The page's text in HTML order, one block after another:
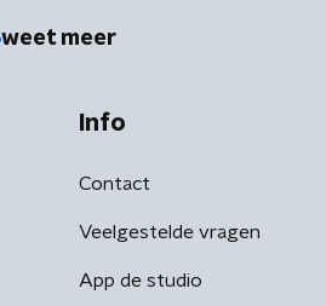
weet meer
Info
Contact
Veelgestelde vragen
App de studio